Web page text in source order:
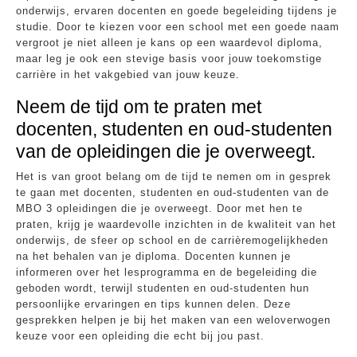
onderwijs, ervaren docenten en goede begeleiding tijdens je
studie. Door te kiezen voor een school met een goede naam
vergroot je niet alleen je kans op een waardevol diploma,
maar leg je ook een stevige basis voor jouw toekomstige
carrière in het vakgebied van jouw keuze.
Neem de tijd om te praten met
docenten, studenten en oud-studenten
van de opleidingen die je overweegt.
Het is van groot belang om de tijd te nemen om in gesprek
te gaan met docenten, studenten en oud-studenten van de
MBO 3 opleidingen die je overweegt. Door met hen te
praten, krijg je waardevolle inzichten in de kwaliteit van het
onderwijs, de sfeer op school en de carrièremogelijkheden
na het behalen van je diploma. Docenten kunnen je
informeren over het lesprogramma en de begeleiding die
geboden wordt, terwijl studenten en oud-studenten hun
persoonlijke ervaringen en tips kunnen delen. Deze
gesprekken helpen je bij het maken van een weloverwogen
keuze voor een opleiding die echt bij jou past.